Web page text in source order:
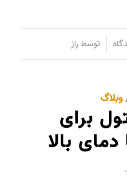
توسطراز
,وبلاگ
برای
بالا